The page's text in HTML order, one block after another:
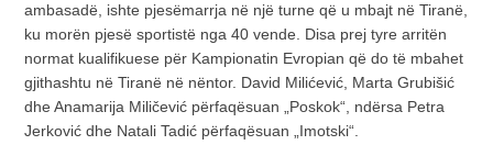
ambasadë, ishte pjesëmarrja në një turne që u mbajt në Tiranë,
ku morën pjesë sportistë nga 40 vende. Disa prej tyre arritën
normat kualifikuese për Kampionatin Evropian që do të mbahet
gjithashtu në Tiranë në nëntor. David Milićević, Marta Grubišić
dhe Anamarija Miličević përfaqësuan „Poskok“, ndërsa Petra
Jerković dhe Natali Tadić përfaqësuan „Imotski“.